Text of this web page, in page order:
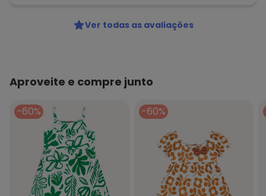
Ver todas as avaliações
Aproveite e compre junto
-60% -60%